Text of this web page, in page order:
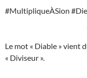
#MultipliqueÀSion
Le mot « Diable » vient
« Diviseur ».